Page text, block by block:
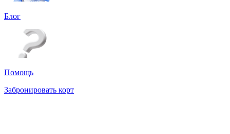
Блог
Помощь
Забронировать корт